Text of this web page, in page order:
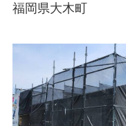
福岡県大木町